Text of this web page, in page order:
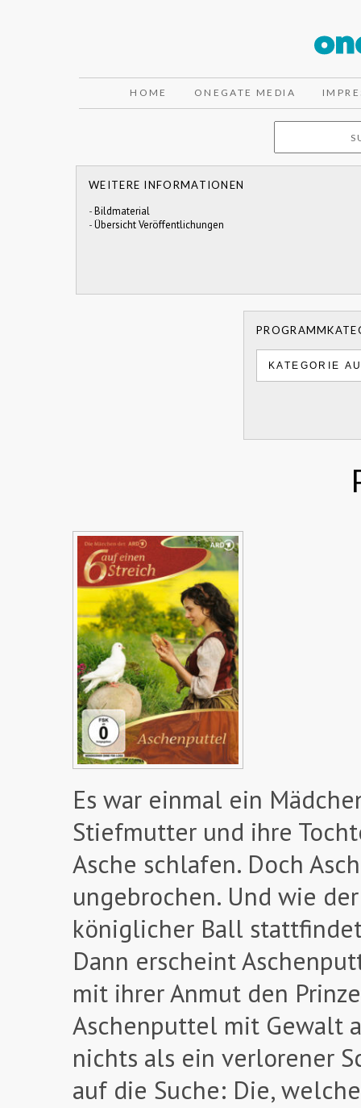
HOME ONEGATE MEDIA
WEITERE INFORMATIONEN
-Bildmaterial
-Übersicht Veröffentlichungen
Es war einmal ein
Stiefmutter und ihre
Asche schlafen. Doch
ungebrochen. Und wie
königlicher Ball
Dann erscheint
mit ihrer Anmut den
Aschenputtel mit Gewalt
nichts als ein verlorener
auf die Suche: Die,